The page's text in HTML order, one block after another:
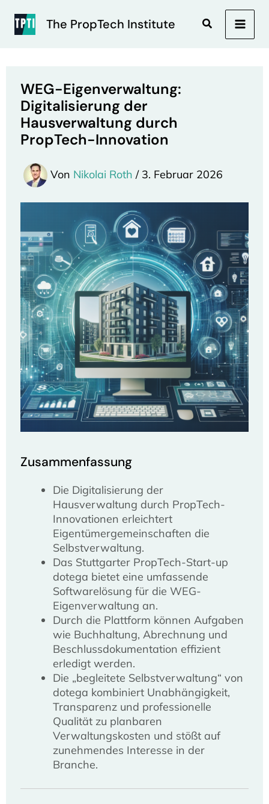
Inhalt
springen
The PropTech Institute Suchen
WEG-Eigenverwaltung:
Digitalisierung der
Hausverwaltung durch
PropTech-Innovation
Von Nikolai Roth / 3. Februar 2026
Zusammenfassung
Die Digitalisierung der
Hausverwaltung durch PropTech-
Innovationen erleichtert
Eigentümergemeinschaften die
Selbstverwaltung.
Das Stuttgarter PropTech-Start-up
dotega bietet eine umfassende
Softwarelösung für die WEG-
Eigenverwaltung an.
Durch die Plattform können Aufgaben
wie Buchhaltung, Abrechnung und
Beschlussdokumentation effizient
erledigt werden.
Die „begleitete Selbstverwaltung“ von
dotega kombiniert Unabhängigkeit,
Transparenz und professionelle
Qualität zu planbaren
Verwaltungskosten und stößt auf
zunehmendes Interesse in der
Branche.